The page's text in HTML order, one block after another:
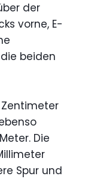
der
vorne, E-
beiden
Die
Spur und